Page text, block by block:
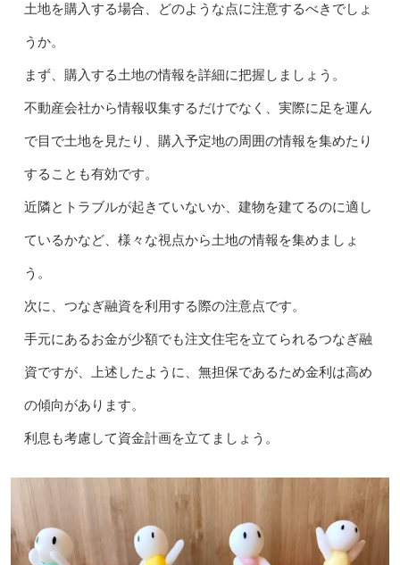
土地を購入する場合、どのような点に注意するべきでしょ
うか。
まず、購入する土地の情報を詳細に把握しましょう。
不動産会社から情報収集するだけでなく、実際に足を運ん
で目で土地を見たり、購入予定地の周囲の情報を集めたり
することも有効です。
近隣とトラブルが起きていないか、建物を建てるのに適し
ているかなど、様々な視点から土地の情報を集めましょ
う。
次に、つなぎ融資を利用する際の注意点です。
手元にあるお金が少額でも注文住宅を立てられるつなぎ融
資ですが、上述したように、無担保であるため金利は高め
の傾向があります。
利息も考慮して資金計画を立てましょう。